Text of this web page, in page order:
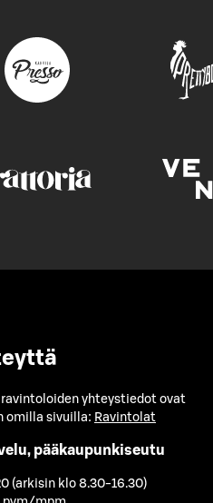
yhteystiedot ovat
omilla sivuilla: Ravintolat
pääkaupunkiseutu
(arkisin klo 8.30-16.30)